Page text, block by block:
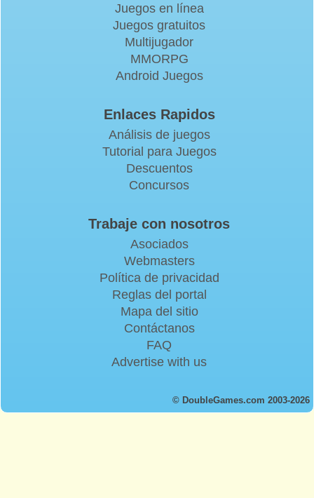
Juegos en línea
Juegos gratuitos
Multijugador
MMORPG
Android Juegos
Enlaces Rapidos
Análisis de juegos
Tutorial para Juegos
Descuentos
Concursos
Trabaje con nosotros
Asociados
Webmasters
Política de privacidad
Reglas del portal
Mapa del sitio
Contáctanos
FAQ
Advertise with us
© DoubleGames.com 2003-2026